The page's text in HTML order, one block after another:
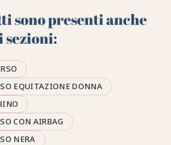
sono presenti anche
sezioni:
EQUITAZIONE DONNA
CON AIRBAG
NERA